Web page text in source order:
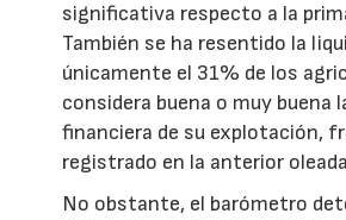
significativa respecto a la
También se ha resentido la
únicamente el 31% de los
considera buena o muy buena
financiera de su explotación,
registrado en la anterior
No obstante, el barómetro